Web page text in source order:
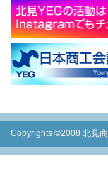
Copyrights ©2008 北見